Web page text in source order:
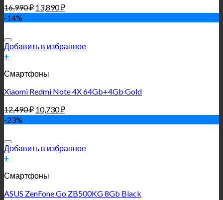
16,990₽ 13,890₽
-14%
Добавить в избранное
+
Смартфоны
Xiaomi Redmi Note 4X 64Gb+4Gb Gold
12,490₽ 10,730₽
-23%
Добавить в избранное
+
Смартфоны
ASUS ZenFone Go ZB500KG 8Gb Black